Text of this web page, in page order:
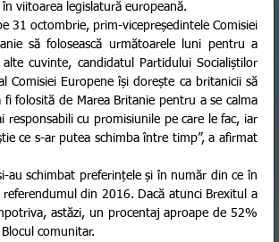
viitoarea legislatură europeană.
să folosească următoarele luni pentru a
cuvinte, candidatul Partidului Socialiștilor
Comisiei Europene își dorește ca britanicii să
folosită de Marea Britanie pentru a se calma
cu promisiunile pe care le fac, iar
ce s-ar putea schimba între timp”, a afirmat
din 2016. Dacă atunci Brexitul a
astăzi, un procentaj aproape de 52%
comunitar.